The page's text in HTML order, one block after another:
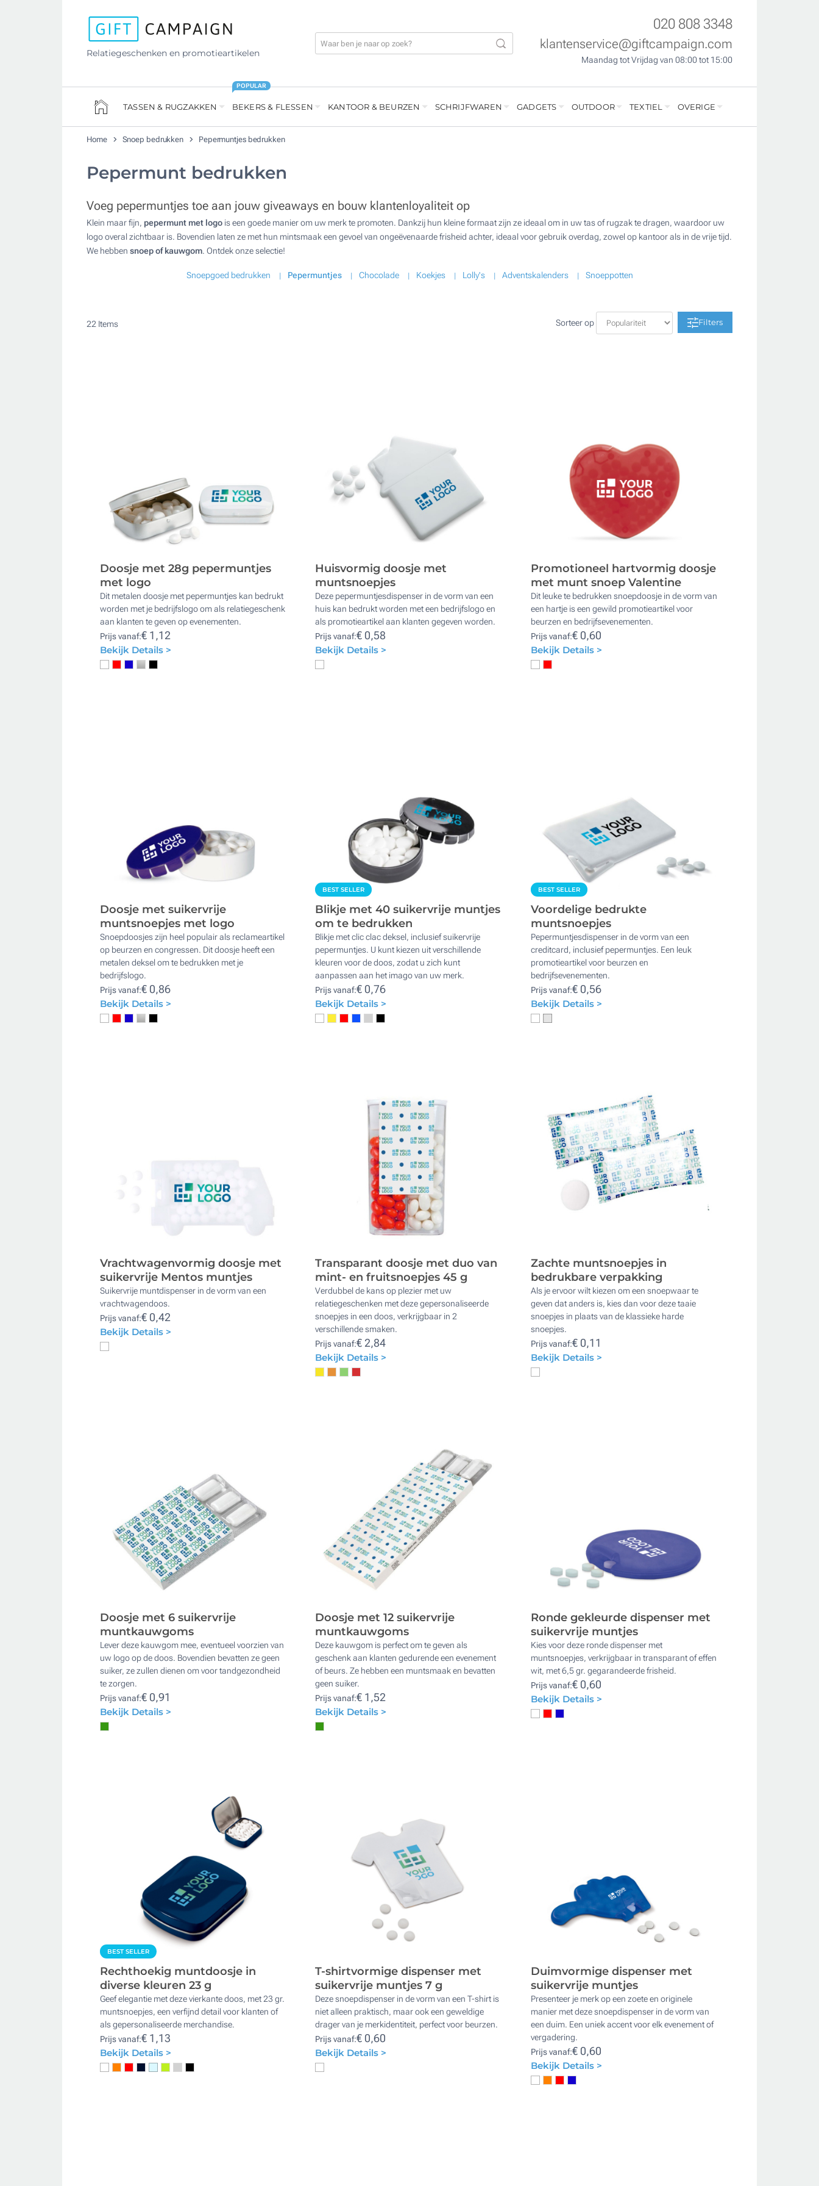
Relatiegeschenken en promotieartikelen
020 808 3348
klantenservice@giftcampaign.com
Maandag tot Vrijdag van 08:00 tot 15:00
TASSEN & RUGZAKKEN BEKERS & FLESSEN
POPULAR
KANTOOR & BEURZEN SCHRIJFWAREN GADGETS OUTDOOR TEXTIEL OVERIGE
Home Snoep bedrukken Pepermuntjes bedrukken
Pepermunt bedrukken
Voeg pepermuntjes toe aan jouw giveaways en bouw klantenloyaliteit op
Klein maar fijn, pepermunt met logo is een goede manier om uw merk te promoten. Dankzij hun kleine formaat zijn ze ideaal om in uw tas of rugzak te dragen, waardoor uw
logo overal zichtbaar is. Bovendien laten ze met hun mintsmaak een gevoel van ongeëvenaarde frisheid achter, ideaal voor gebruik overdag, zowel op kantoor als in de vrije tijd.
We hebben snoep of kauwgom. Ontdek onze selectie!
Snoepgoed bedrukken Pepermuntjes Chocolade Koekjes Lolly's Adventskalenders Snoeppotten
22 Items Sorteer op Filters
Doosje met 28g pepermuntjes
met logo
Dit metalen doosje met pepermuntjes kan bedrukt
worden met je bedrijfslogo om als relatiegeschenk
aan klanten te geven op evenementen.
Prijs vanaf:€ 1,12
Bekijk Details >
Huisvormig doosje met
muntsnoepjes
Deze pepermuntjesdispenser in de vorm van een
huis kan bedrukt worden met een bedrijfslogo en
als promotieartikel aan klanten gegeven worden.
Prijs vanaf:€ 0,58
Bekijk Details >
Promotioneel hartvormig doosje
met munt snoep Valentine
Dit leuke te bedrukken snoepdoosje in de vorm van
een hartje is een gewild promotieartikel voor
beurzen en bedrijfsevenementen.
Prijs vanaf:€ 0,60
Bekijk Details >
Doosje met suikervrije
muntsnoepjes met logo
Snoepdoosjes zijn heel populair als reclameartikel
op beurzen en congressen. Dit doosje heeft een
metalen deksel om te bedrukken met je
bedrijfslogo.
Prijs vanaf:€ 0,86
Bekijk Details >
BEST SELLER
Blikje met 40 suikervrije muntjes
om te bedrukken
Blikje met clic clac deksel, inclusief suikervrije
pepermuntjes. U kunt kiezen uit verschillende
kleuren voor de doos, zodat u zich kunt
aanpassen aan het imago van uw merk.
Prijs vanaf:€ 0,76
Bekijk Details >
BEST SELLER
Voordelige bedrukte
muntsnoepjes
Pepermuntjesdispenser in de vorm van een
creditcard, inclusief pepermuntjes. Een leuk
promotieartikel voor beurzen en
bedrijfsevenementen.
Prijs vanaf:€ 0,56
Bekijk Details >
Vrachtwagenvormig doosje met
suikervrije Mentos muntjes
Suikervrije muntdispenser in de vorm van een
vrachtwagendoos.
Prijs vanaf:€ 0,42
Bekijk Details >
Transparant doosje met duo van
mint- en fruitsnoepjes 45 g
Verdubbel de kans op plezier met uw
relatiegeschenken met deze gepersonaliseerde
snoepjes in een doos, verkrijgbaar in 2
verschillende smaken.
Prijs vanaf:€ 2,84
Bekijk Details >
Zachte muntsnoepjes in
bedrukbare verpakking
Als je ervoor wilt kiezen om een ​​snoepwaar te
geven dat anders is, kies dan voor deze taaie
snoepjes in plaats van de klassieke harde
snoepjes.
Prijs vanaf:€ 0,11
Bekijk Details >
Doosje met 6 suikervrije
muntkauwgoms
Lever deze kauwgom mee, eventueel voorzien van
uw logo op de doos. Bovendien bevatten ze geen
suiker, ze zullen dienen om voor tandgezondheid
te zorgen.
Prijs vanaf:€ 0,91
Bekijk Details >
Doosje met 12 suikervrije
muntkauwgoms
Deze kauwgom is perfect om te geven als
geschenk aan klanten gedurende een evenement
of beurs. Ze hebben een muntsmaak en bevatten
geen suiker.
Prijs vanaf:€ 1,52
Bekijk Details >
Ronde gekleurde dispenser met
suikervrije muntjes
Kies voor deze ronde dispenser met
muntsnoepjes, verkrijgbaar in transparant of effen
wit, met 6,5 gr. gegarandeerde frisheid.
Prijs vanaf:€ 0,60
Bekijk Details >
BEST SELLER
Rechthoekig muntdoosje in
diverse kleuren 23 g
Geef elegantie met deze vierkante doos, met 23 gr.
muntsnoepjes, een verfijnd detail voor klanten of
als gepersonaliseerde merchandise.
Prijs vanaf:€ 1,13
Bekijk Details >
T-shirtvormige dispenser met
suikervrije muntjes 7 g
Deze snoepdispenser in de vorm van een T-shirt is
niet alleen praktisch, maar ook een geweldige
drager van je merkidentiteit, perfect voor beurzen.
Prijs vanaf:€ 0,60
Bekijk Details >
Duimvormige dispenser met
suikervrije muntjes
Presenteer je merk op een zoete en originele
manier met deze snoepdispenser in de vorm van
een duim. Een uniek accent voor elk evenement of
vergadering.
Prijs vanaf:€ 0,60
Bekijk Details >